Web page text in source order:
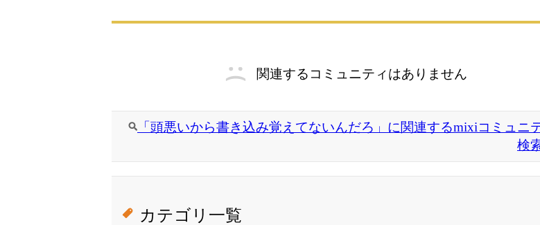
関連するコミュニティはありません
「頭悪いから書き込み覚えてないんだろ」に関連するmixiコミュニ
検
カテゴリ一覧